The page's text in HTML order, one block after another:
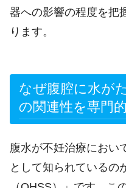
器への影響の程度を把
ります。
なぜ腹腔に水が
の関連性を専門
腹水が不妊治療におい
として知られているの